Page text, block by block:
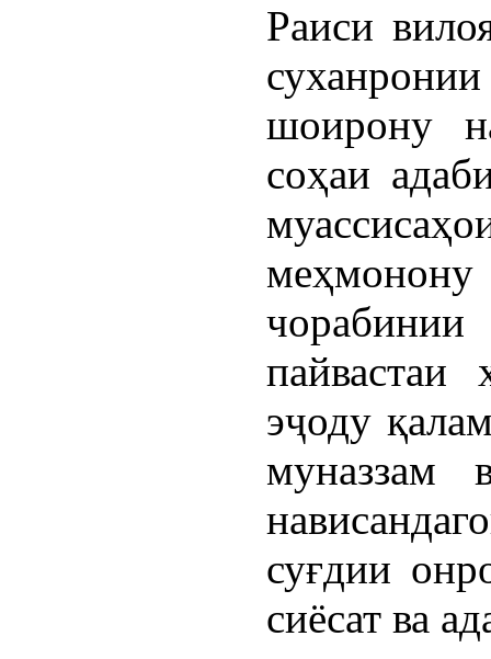
Раиси
шоирону
соҳаи
пайвастаи
эҷоду
муназзам
суғдии
сиёсат ва